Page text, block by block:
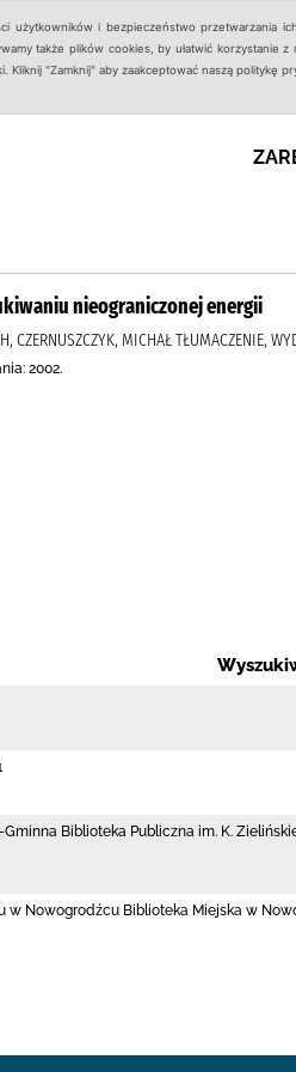
użytkowników i bezpieczeństwo przetwarzania
także plików cookies, by ułatwić korzystanie
Kliknij "Zamknij" aby zaakceptować naszą politykę
nieograniczonej energii
CZERNUSZCZYK, MICHAŁ TŁUMACZENIE,
2002.
Biblioteka Publiczna im. K.
w Nowogrodźcu Biblioteka Miejska w